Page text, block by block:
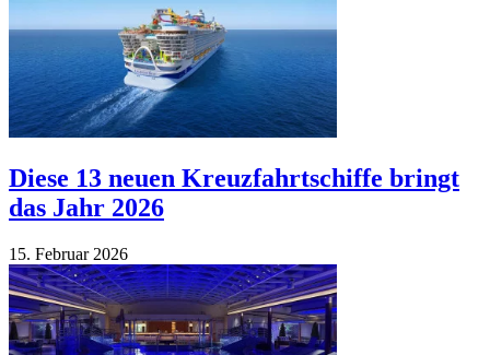
Diese 13 neuen Kreuzfahrtschiffe bringt
das Jahr 2026
15. Fe­bruar 2026